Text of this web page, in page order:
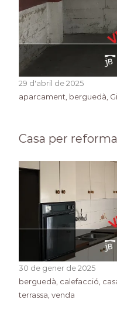
29 d'abril de 2025
aparcament, berguedà,
Casa per
30 de gener de 2025
berguedà calefacció
terrassa venda